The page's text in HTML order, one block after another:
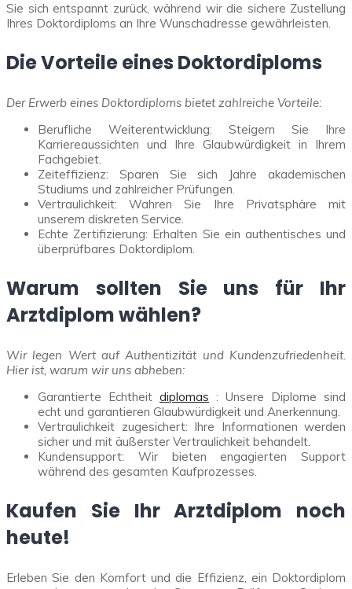
Sie sich entspannt zurück, während wir die sichere Zustellung
Ihres Doktordiploms an Ihre Wunschadresse gewährleisten.
Die Vorteile eines Doktordiploms
Der Erwerb eines Doktordiploms bietet zahlreiche Vorteile:
Berufliche Weiterentwicklung: Steigern Sie Ihre
Karriereaussichten und Ihre Glaubwürdigkeit in Ihrem
Fachgebiet.
Zeiteffizienz: Sparen Sie sich Jahre akademischen
Studiums und zahlreicher Prüfungen.
Vertraulichkeit: Wahren Sie Ihre Privatsphäre mit
unserem diskreten Service.
Echte Zertifizierung: Erhalten Sie ein authentisches und
überprüfbares Doktordiplom.
Warum sollten Sie uns für Ihr
Arztdiplom wählen?
Wir legen Wert auf Authentizität und Kundenzufriedenheit.
Hier ist, warum wir uns abheben:
Garantierte Echtheit diplomas : Unsere Diplome sind
echt und garantieren Glaubwürdigkeit und Anerkennung.
Vertraulichkeit zugesichert: Ihre Informationen werden
sicher und mit äußerster Vertraulichkeit behandelt.
Kundensupport: Wir bieten engagierten Support
während des gesamten Kaufprozesses.
Kaufen Sie Ihr Arztdiplom noch
heute!
Erleben Sie den Komfort und die Effizienz, ein Doktordiplom